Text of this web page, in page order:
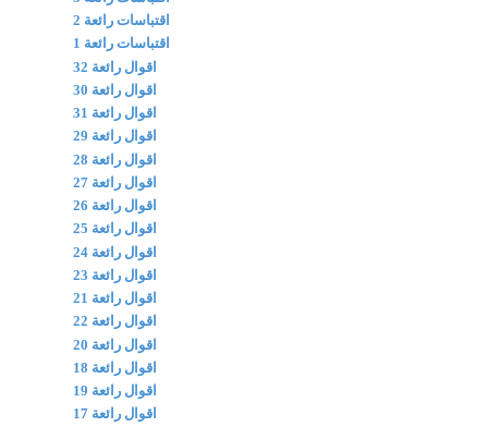
اقتباسات رائعة 2
اقتباسات رائعة 1
اقوال رائعة 32
اقوال رائعة 30
اقوال رائعة 31
اقوال رائعة 29
اقوال رائعة 28
اقوال رائعة 27
اقوال رائعة 26
اقوال رائعة 25
اقوال رائعة 24
اقوال رائعة 23
اقوال رائعة 21
اقوال رائعة 22
اقوال رائعة 20
اقوال رائعة 18
اقوال رائعة 19
اقوال رائعة 17